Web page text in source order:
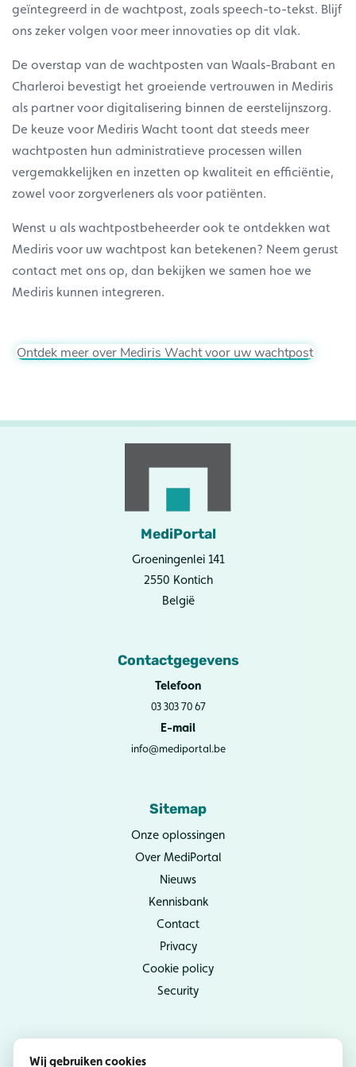
geïntegreerd in de wachtpost, zoals speech-to-tekst. Blijf
ons zeker volgen voor meer innovaties op dit vlak.
De overstap van de wachtposten van Waals-Brabant en
Charleroi bevestigt het groeiende vertrouwen in Mediris
als partner voor digitalisering binnen de eerstelijnszorg.
De keuze voor Mediris Wacht toont dat steeds meer
wachtposten hun administratieve processen willen
vergemakkelijken en inzetten op kwaliteit en efficiëntie,
zowel voor zorgverleners als voor patiënten.
Wenst u als wachtpostbeheerder ook te ontdekken wat
Mediris voor uw wachtpost kan betekenen? Neem gerust
contact met ons op, dan bekijken we samen hoe we
Mediris kunnen integreren.
Ontdek meer over Mediris Wacht voor uw wachtpost
MediPortal
Groeningenlei 141
2550 Kontich
België
Contactgegevens
Telefoon
03 303 70 67
E-mail
info@mediportal.be
Sitemap
Onze oplossingen
Over MediPortal
Nieuws
Kennisbank
Contact
Privacy
Cookie policy
Security
Wij gebruiken cookies